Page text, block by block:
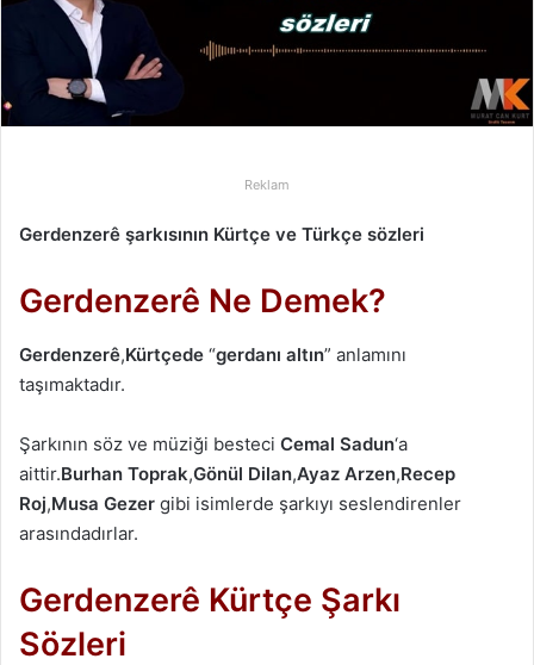
n
m
k
Reklam
Gerdenzerê şarkısının Kürtçe ve Türkçe sözleri
Gerdenzerê Ne Demek?
Gerdenzerê,Kürtçede “gerdanı altın” anlamını
taşımaktadır.
Şarkının söz ve müziği besteci Cemal Sadun‘a
aittir.Burhan Toprak,Gönül Dilan,Ayaz Arzen,Recep
Roj,Musa Gezer gibi isimlerde şarkıyı seslendirenler
arasındadırlar.
Gerdenzerê Kürtçe Şarkı
Sözleri